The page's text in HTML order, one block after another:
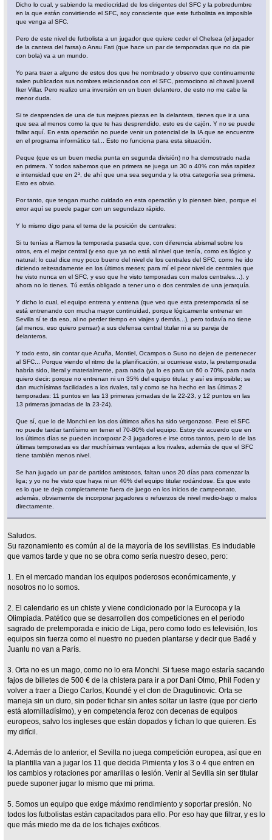
Dicho lo cual, y sabiendo la mediocridad de los dirigentes del SFC y la pobredumbre
en la que están convirtiendo el SFC, soy consciente que este futbolista es imposible
que venga al SFC.
Pero de este nivel de futbolista a un jugador que quiere ceder el Chelsea (el jugador
de la cantera del farsa) o Ansu Fati (que hace un par de temporadas que no da pie
con bola) va a un mundo.
Yo para traer a alguno de estos dos que he nombrado y observo que continuamente
salen publicados sus nombres relacionados con el SFC, promociono al chaval juvenil
Iker Villar. Pero realizo una inversión en un buen delantero, de esto no me cabe la
menor duda.
Si te desprendes de una de tus mejores piezas en la delantera, tienes que ir a una
que sea al menos como la que te has desprendido, esto es de cajón. Y no se puede
fallar aquí. En esta operación no puede venir un potencial de la IA que se encuentre
en el programa informático tal... Esto no funciona para esta situación.
Peque (que es un buen media punta en segunda división) no ha demostrado nada
en primera. Y todos sabemos que en primera se juega un 30 o 40% con más rapidez
e intensidad que en 2ª, de ahí que una sea segunda y la otra categoría sea primera.
Esto es obvio.
Por tanto, que tengan mucho cuidado en esta operación y lo piensen bien, porque el
error aquí se puede pagar con un segundazo rápido.
Y lo mismo digo para el tema de la posición de centrales:
Si tu tenías a Ramos la temporada pasada que, con diferencia abismal sobre los
otros, era el mejor central (y eso que ya no está al nivel que tenía, como es lógico y
natural; lo cual dice muy poco bueno del nivel de los centrales del SFC, como he ido
diciendo reiteradamente en los últimos meses; para mí el peor nivel de centrales que
he visto nunca en el SFC, y eso que he visto temporadas con malos centrales...), y
ahora no lo tienes. Tú estás obligado a tener uno o dos centrales de una jerarquía.
Y dicho lo cual, el equipo entrena y entrena (que veo que esta pretemporada sí se
está entrenando con mucha mayor continuidad, porque lógicamente entrenar en
Sevilla sí te da eso, al no perder tiempo en viajes y demás...), pero todavía no tiene
(al menos, eso quiero pensar) a sus defensa central titular ni a su pareja de
delanteros.
Y todo esto, sin contar que Acuña, Montiel, Ocampos o Suso no dejen de pertenecer
al SFC... Porque viendo el ritmo de la planificación, si ocurriese esto, la pretemporada
habría sido, literal y materialmente, para nada (ya lo es para un 60 o 70%, para nada
quiero decir: porque no entrenan ni un 35% del equipo titular, y así es imposible; se
dan muchísimas facilidades a los rivales, tal y como se ha hecho en las últimas 2
temporadas: 11 puntos en las 13 primeras jornadas de la 22-23, y 12 puntos en las
13 primeras jornadas de la 23-24).
Que sí, que lo de Monchi en los dos últimos años ha sido vergonzoso. Pero el SFC
no puede tardar tantísimo en tener el 70-80% del equipo. Estoy de acuerdo que en
los últimos días se pueden incorporar 2-3 jugadores e irse otros tantos, pero lo de las
últimas temporadas es dar muchísimas ventajas a los rivales, además de que el SFC
tiene también menos nivel.
Se han jugado un par de partidos amistosos, faltan unos 20 días para comenzar la
liga; y yo no he visto que haya ni un 40% del equipo titular rodándose. Es que esto
es lo que te deja completamente fuera de juego en los inicios de campeonato,
además, obviamente de incorporar jugadores o refuerzos de nivel medio-bajo o malos
directamente.
Saludos.
Su razonamiento es común al de la mayoría de los sevillistas. Es indudable
que vamos tarde y que no se obra como sería nuestro deseo, pero:
1. En el mercado mandan los equipos poderosos económicamente, y
nosotros no lo somos.
2. El calendario es un chiste y viene condicionado por la Eurocopa y la
Olimpiada. Patético que se desarrollen dos competiciones en el periodo
sagrado de pretemporada e inicio de Liga, pero como todo es televisión, los
equipos sin fuerza como el nuestro no pueden plantarse y decir que Badé y
Juanlu no van a París.
3. Orta no es un mago, como no lo era Monchi. Si fuese mago estaría sacando
fajos de billetes de 500 € de la chistera para ir a por Dani Olmo, Phil Foden y
volver a traer a Diego Carlos, Koundé y el clon de Dragutinovic. Orta se
maneja sin un duro, sin poder fichar sin antes soltar un lastre (que por cierto
está atornilladísimo), y en competencia feroz con decenas de equipos
europeos, salvo los ingleses que están dopados y fichan lo que quieren. Es
my difícil.
4. Además de lo anterior, el Sevilla no juega competición europea, así que en
la plantilla van a jugar los 11 que decida Pimienta y los 3 o 4 que entren en
los cambios y rotaciones por amarillas o lesión. Venir al Sevilla sin ser titular
puede suponer jugar lo mismo que mi prima.
5. Somos un equipo que exige máximo rendimiento y soportar presión. No
todos los futbolistas están capacitados para ello. Por eso hay que filtrar, y es lo
que más miedo me da de los fichajes exóticos.